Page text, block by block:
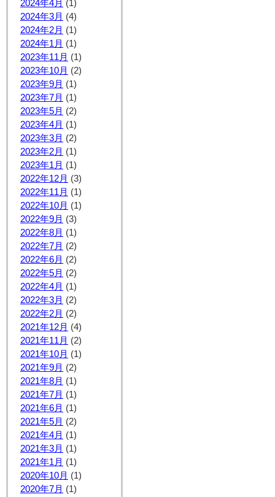
2024年4月 (1)
2024年3月 (4)
2024年2月 (1)
2024年1月 (1)
2023年11月 (1)
2023年10月 (2)
2023年9月 (1)
2023年7月 (1)
2023年5月 (2)
2023年4月 (1)
2023年3月 (2)
2023年2月 (1)
2023年1月 (1)
2022年12月 (3)
2022年11月 (1)
2022年10月 (1)
2022年9月 (3)
2022年8月 (1)
2022年7月 (2)
2022年6月 (2)
2022年5月 (2)
2022年4月 (1)
2022年3月 (2)
2022年2月 (2)
2021年12月 (4)
2021年11月 (2)
2021年10月 (1)
2021年9月 (2)
2021年8月 (1)
2021年7月 (1)
2021年6月 (1)
2021年5月 (2)
2021年4月 (1)
2021年3月 (1)
2021年1月 (1)
2020年10月 (1)
2020年7月 (1)